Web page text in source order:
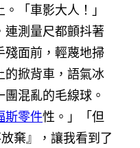
「車影大人！」
連測量尺都顫抖著
殘面前，輕蔑地掃
的掀背車，語氣冰
混亂的毛線球。
斯零件性。」「但
棄』，讓我看到了